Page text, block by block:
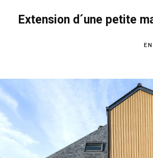
Extension d´une petite